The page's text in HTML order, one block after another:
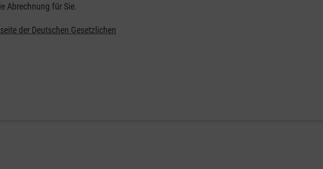
Abrechnung für Sie.
der Deutschen Gesetzlichen